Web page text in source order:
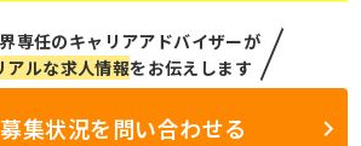
専任のキャリアアドバイザーが
アルな求人情報をお伝えします
集状況を問い合わせる